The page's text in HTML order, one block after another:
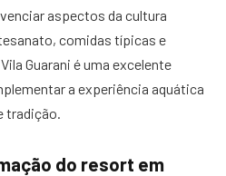
aspectos da cultura
comidas típicas e
Guarani é uma excelente
a experiência aquática
tradição.
do resort em